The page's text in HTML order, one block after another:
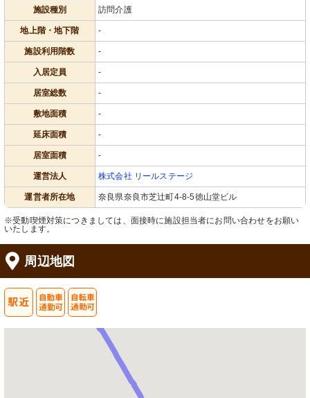
施設種別 訪問介護
地上階・地下階 -
施設利用階数 -
入居定員 -
居室総数 -
敷地面積 -
延床面積 -
居室面積 -
運営法人 株式会社 リールステージ
運営者所在地 奈良県奈良市芝辻町4-8-5徳山堂ビル
※受動喫煙対策につきましては、面接時に施設担当者にお問い合わせをお願い
いたします。
周辺地図